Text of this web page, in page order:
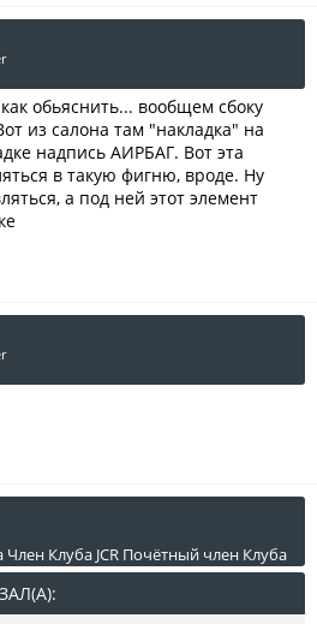
обьяснить... вообщем сбоку
из салона там "накладка" на
надпись АИРБАГ. Вот эта
в такую фигню, вроде. Ну
а под ней этот элемент
Член Клуба JCR Почётный член Клуба